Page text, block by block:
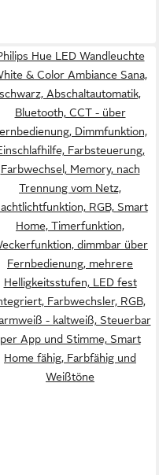
Hue LED Wandleuchte
& Color Ambiance Sana,
schwarz, Abschaltautomatik,
Bluetooth, CCT - über
Dimmfunktion,
Farbsteuerung,
Farbwechsel, Memory, nach
Trennung vom Netz,
RGB, Smart
Home, Timerfunktion,
dimmbar über
Fernbedienung, mehrere
Helligkeitsstufen, LED fest
Farbwechsler, RGB,
- kaltweiß, Steuerbar
per App und Stimme, Smart
Home fähig, Farbfähig und
Weißtöne